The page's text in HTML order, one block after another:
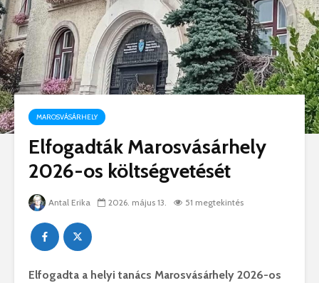
MAROSVÁSÁRHELY
Elfogadták Marosvásárhely
2026-os költségvetését
Antal Erika 2026. május 13. 51 megtekintés
Elfogadta a helyi tanács Marosvásárhely 2026-os